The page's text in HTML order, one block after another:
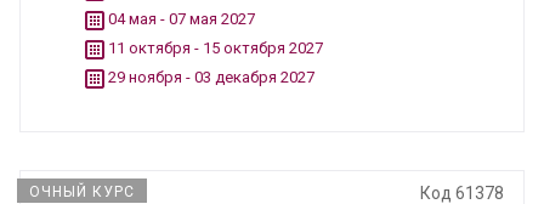
04 мая - 07 мая 2027
11 октября - 15 октября 2027
29 ноября - 03 декабря 2027
ОЧНЫЙ КУРС Код 61378